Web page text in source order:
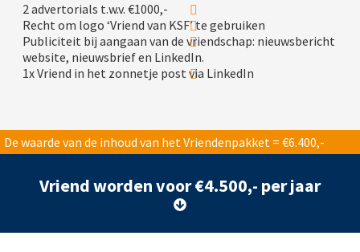
2 advertorials t.w.v. €1000,-
Recht om logo ‘Vriend van KSF’ te gebruiken
Publiciteit bij aangaan van de vriendschap: nieuwsbericht
website, nieuwsbrief en LinkedIn.
1x Vriend in het zonnetje post via LinkedIn
De waarde van de inhoud van het Vriendenpakket = €6.400,-
Vriend worden voor €4.500,- per jaar